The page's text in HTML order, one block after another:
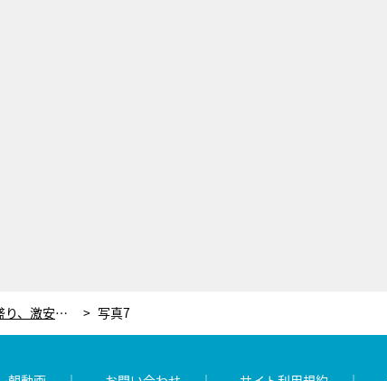
埼玉VS立川・町田・八王子！デカ盛り、激安、最強キャラ店主の“愛され大衆食堂”から1位が決定 写真7